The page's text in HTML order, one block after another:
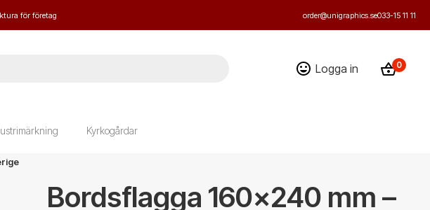
för företag order@unigraphics.se033-15 11 11
Logga in 0
Kyrkogårdar
Bordsflagga 160x240 mm –